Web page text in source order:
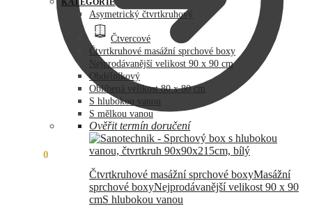
0
73
990,00 Kč.
60
890,00 Kč.
KATEGORIE
Asymetrický čtvrtkruhový
Čtvercové
Čtvrtkruhové masážní sprchové boxy
Nejprodávanější velikost 90 x 90 cm
Obdélníkový
Oblíbená velikost 80 x 80 cm
S hlubokou vanou
S mělkou vanou
Ověřit termín doručení
Čtvrtkruhové masážní sprchové boxyMasážní
sprchové boxyNejprodávanější velikost 90 x 90
cmS hlubokou vanou